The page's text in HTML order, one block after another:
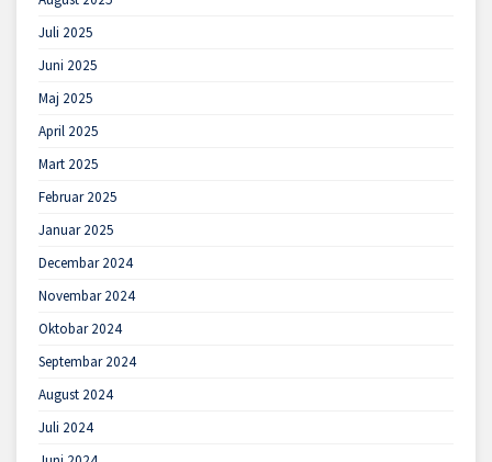
Juli 2025
Juni 2025
Maj 2025
April 2025
Mart 2025
Februar 2025
Januar 2025
Decembar 2024
Novembar 2024
Oktobar 2024
Septembar 2024
August 2024
Juli 2024